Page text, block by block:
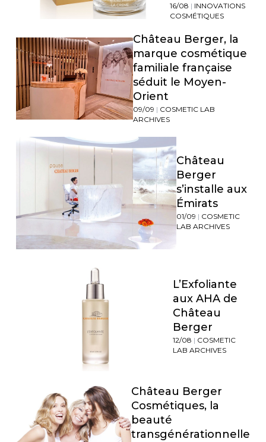
16/08 | INNOVATIONS
COSMÉTIQUES
Château Berger, la
marque cosmétique
familiale française
séduit le Moyen-
Orient
09/09 | COSMETIC LAB
ARCHIVES
Château
Berger
s’installe aux
Émirats
01/09 | COSMETIC
LAB ARCHIVES
L’Exfoliante
aux AHA de
Château
Berger
12/08 | COSMETIC
LAB ARCHIVES
Château Berger
Cosmétiques, la
beauté
transgénérationnelle